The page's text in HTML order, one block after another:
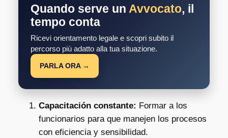
Quando serve un Avvocato, il
tempo conta
Ricevi orientamento legale e scopri subito il
percorso più adatto alla tua situazione.
PARLA ORA →
Capacitación constante: Formar a los
funcionarios para que manejen los procesos
con eficiencia y sensibilidad.